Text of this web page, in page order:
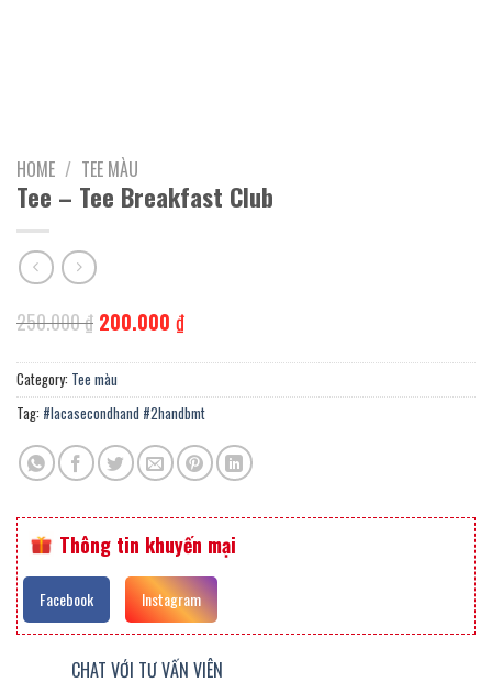
HOME / TEE MÀU
Tee – Tee Breakfast Club
250.000₫
Original
price
250.000 ₫.
200.000₫
Current
price
200.000 ₫.
Category: Tee màu
Tag: #lacasecondhand #2handbmt
Thông tin khuyến mại
Facebook Instagram
CHAT VỚI TƯ VẤN VIÊN